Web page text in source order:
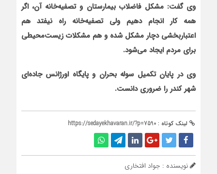
وی گفت: مشکل فاضلاب بیمارستان و تصفیه‌خانه آن، اگر
همه کار انجام دهیم ولی تصفیه‌خانه راه نیفتد هم
اعتباربخشی دچار مشکل شده و هم مشکلات زیست‌محیطی
برای مردم ایجاد می‌شود.
وی در پایان تکمیل سوله بحران و پایگاه اورژانس جاده‌ای
شهر کندر را ضروری دانست.
لینک کوتاه : https://sedayekhavaran.ir/?p=7590
نویسنده : جواد افتخاری